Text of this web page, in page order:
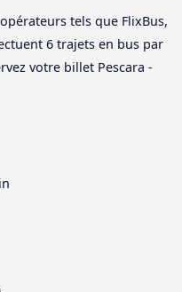
tels que FlixBus,
6 trajets en bus par
votre billet Pescara -